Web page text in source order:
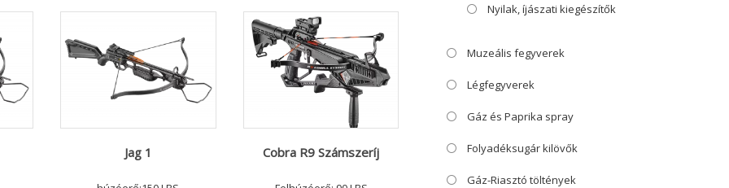
Jag 1 Cobra R9 Számszeríj
Nyilak, íjászati kiegészítők
Muzeális fegyverek
Légfegyverek
Gáz és Paprika spray
Folyadéksugár kilövők
Gáz-Riasztó töltények